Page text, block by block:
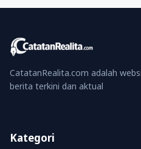
CatatanRealita.com adalah
berita terkini dan aktual
Kategori